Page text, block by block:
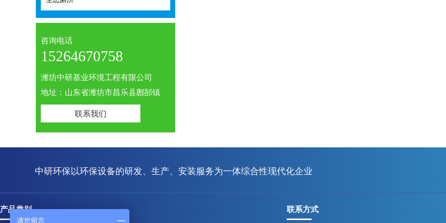
咨询电话
15264670758
潍坊中研基业环境工程有限公司
地址：山东省潍坊市昌乐县鄌郚镇
联系我们
中研环保以环保设备的研发、生产、安装服务为一体综合性现代化企业
产品类别 联系方式
请您留言